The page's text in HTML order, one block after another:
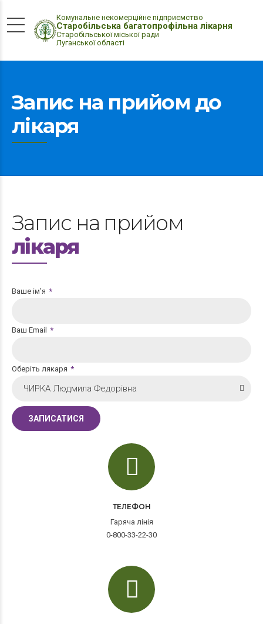
Комунальне некомерційне підприємство
Старобільська багатопрофільна лікарня
Старобільської міської ради
Луганської області
Запис на прийом до
лікаря
Запис на прийом
лікаря
Ваше ім’я
Ваш Email
Оберіть лякаря
ЧИРКА Людмила Федорівна
ТЕЛЕФОН
Гаряча лінія
0-800-33-22-30